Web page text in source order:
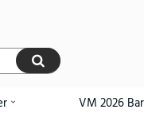
VM 2026